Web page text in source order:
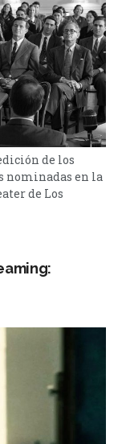
de los
nominadas en la
de Los
los Premios
de las cintas más